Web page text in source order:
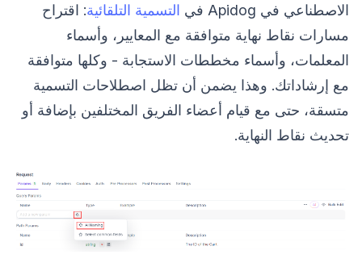
الاصطناعي في Apidog في
التسمية التلقائية: اقتراح
مسارات نقاط نهاية متوافقة مع المعايير، وأسماء
المعلمات، وأسماء مخططات الاستجابة - وكلها متوافقة
مع إرشاداتك. وهذا يضمن أن تظل اصطلاحات التسمية
متسقة، حتى مع قيام أعضاء الفريق المختلفين بإضافة أو
تحديث نقاط النهاية.